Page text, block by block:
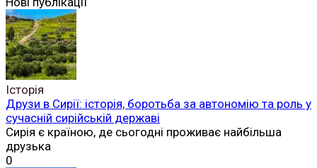
Історія
Друзи в Сирії: історія, боротьба за автономію та роль у
сучасній сирійській державі
Сирія є країною, де сьогодні проживає найбільша
друзька
0